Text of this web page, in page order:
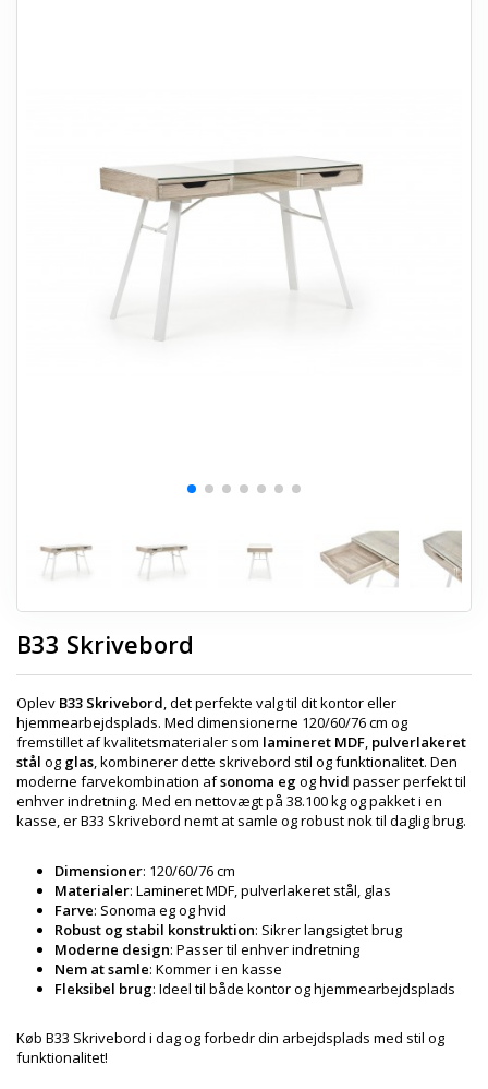
ENTREMØBLER
B33 Skrivebord
Oplev B33 Skrivebord, det perfekte valg til dit kontor eller
hjemmearbejdsplads. Med dimensionerne 120/60/76 cm og
fremstillet af kvalitetsmaterialer som lamineret MDF, pulverlakeret
stål og glas, kombinerer dette skrivebord stil og funktionalitet. Den
moderne farvekombination afsonoma egog hvid passer perfekt til
enhver indretning. Med en nettovægt på 38.100 kg og pakket i en
kasse, er B33 Skrivebord nemt at samle og robust nok til daglig brug.
Dimensioner: 120/60/76 cm
Materialer: Lamineret MDF, pulverlakeret stål, glas
Farve: Sonoma eg og hvid
Robust og stabil konstruktion: Sikrer langsigtet brug
Moderne design: Passer til enhver indretning
Nem at samle: Kommer i en kasse
Fleksibel brug: Ideel til både kontor og hjemmearbejdsplads
Køb B33 Skrivebord i dag og forbedr din arbejdsplads med stil og
funktionalitet!